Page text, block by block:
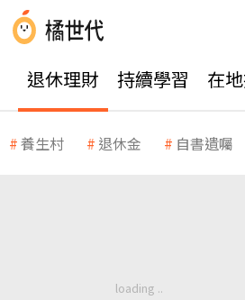
退休理財 持續學習 在
養生村 退休金 自書遺囑